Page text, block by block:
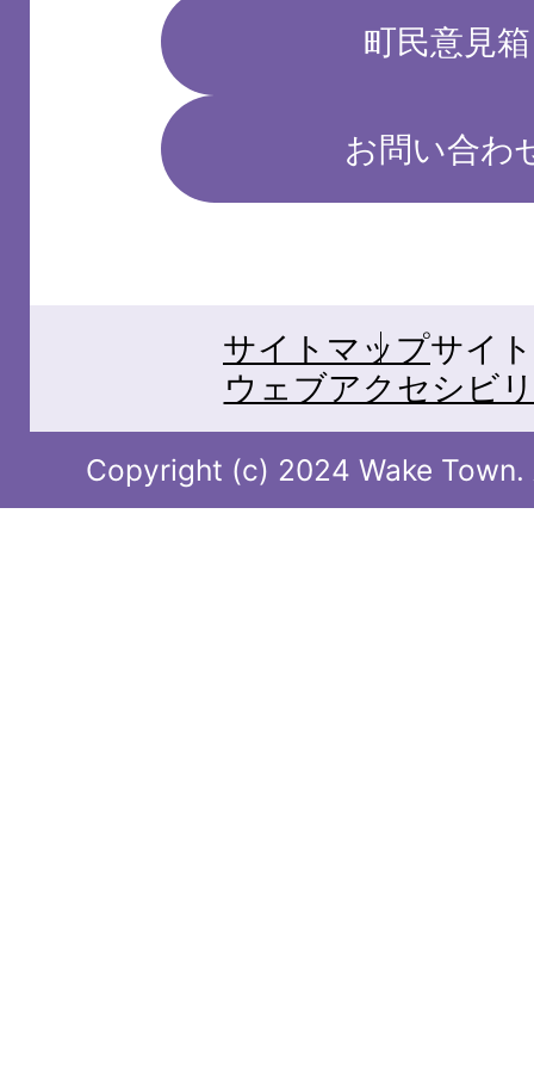
町民意見箱
お問い合わ
サイトマップサイ
ウェブアクセシビ
Copyright (c) 2024 Wake Town.